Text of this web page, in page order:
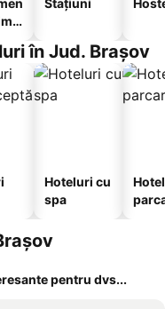
Stațiuni
în Jud. Brașov
Hoteluri cu
spa
pentru dvs...